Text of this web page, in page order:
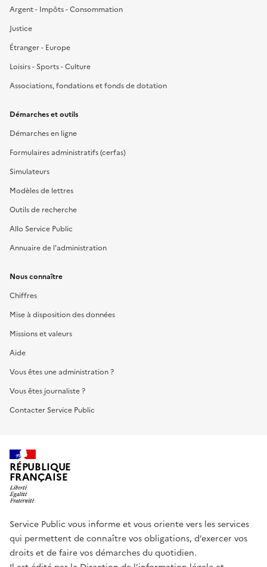
Argent - Impôts - Consommation
Justice
Étranger - Europe
Loisirs - Sports - Culture
Associations, fondations et fonds de dotation
Démarches et outils
Démarches en ligne
Formulaires administratifs (cerfas)
Simulateurs
Modèles de lettres
Outils de recherche
Allo Service Public
Annuaire de l'administration
Nous connaître
Chiffres
Mise à disposition des données
Missions et valeurs
Aide
Vous êtes une administration ?
Vous êtes journaliste ?
Contacter Service Public
RÉPUBLIQUE
FRANÇAISE
Service Public vous informe et vous oriente vers les services
qui permettent de connaître vos obligations, d’exercer vos
droits et de faire vos démarches du quotidien.